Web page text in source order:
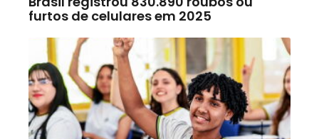
furtos de celulares em 2025